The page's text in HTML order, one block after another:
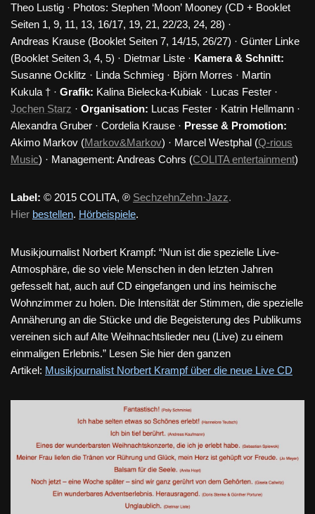
Theo Lustig · Photos: Stephen ‘Moon’ Mooney (CD + Booklet
Seiten 1, 9, 11, 13, 16/17, 19, 21, 22/23, 24, 28) ·
Andreas Krause (Booklet Seiten 7, 14/15, 26/27) · Günter Linke
(Booklet Seiten 3, 4, 5) · Dietmar Liste · Kamera & Schnitt:
Susanne Ocklitz · Linda Schmieg · Björn Morres · Martin
Kukula † · Grafik: Kalina Bielecka-Kubiak · Lucas Fester ·
Jochen Starz · Organisation: Lucas Fester · Katrin Hellmann ·
Alexandra Gruber · Cordelia Krause · Presse & Promotion:
Akimo Markov (Markov&Markov) · Marcel Westphal (Q-rious
Music) · Management: Andreas Cohrs (COLITA entertainment)
Label: © 2015 COLITA, ℗ SechzehnZehn·Jazz.
Hier bestellen. Hörbeispiele.
Musikjournalist Norbert Krampf: “Nun ist die spezielle Live-
Atmosphäre, die so viele Menschen in den letzten Jahren
gefesselt hat, auch auf CD eingefangen und ins heimische
Wohnzimmer zu holen. Die Intensität der Stimmen, die spezielle
Annäherung an die Stücke und die Begeisterung des Publikums
vereinen sich auf Alte Weihnachtslieder neu (Live) zu einem
einmaligen Erlebnis.” Lesen Sie hier den ganzen
Artikel: Musikjournalist Norbert Krampf über die neue Live CD